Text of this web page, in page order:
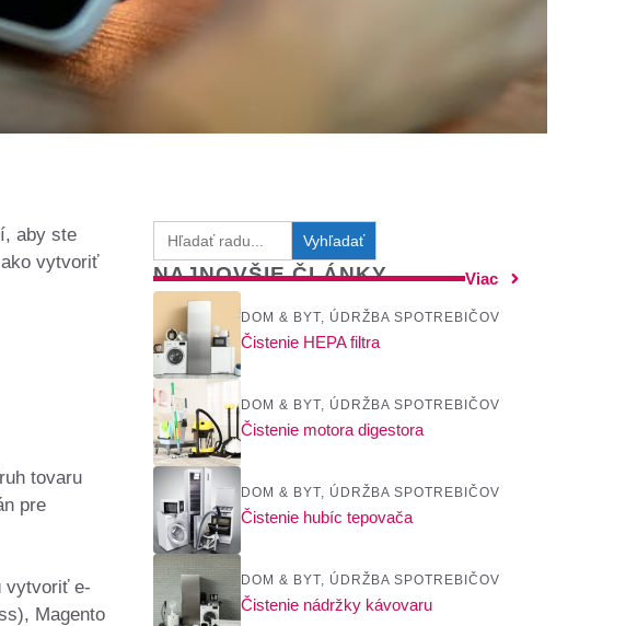
aby ste
vytvoriť
tovaru
pre
vytvoriť e-
Magento
Search
for:
NAJNOVŠIE ČLÁNKY Viac
DOM & BYT, ÚDRŽBA SPOTREBIČOV
Čistenie HEPA filtra
DOM & BYT, ÚDRŽBA SPOTREBIČOV
Čistenie motora digestora
DOM & BYT, ÚDRŽBA SPOTREBIČOV
Čistenie hubíc tepovača
DOM & BYT, ÚDRŽBA SPOTREBIČOV
Čistenie nádržky kávovaru